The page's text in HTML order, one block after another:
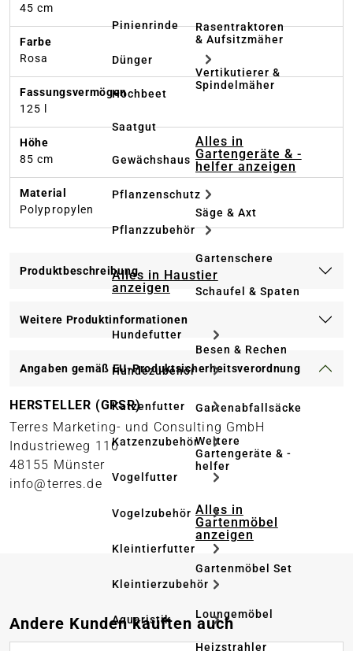
Pinienrinde
Dünger
Hochbeet
Saatgut
Gewächshaus
Pflanzenschutz
Pflanzzubehör
Alles in Haustier
anzeigen
Hundefutter
Hundezubehör
Katzenfutter
Katzenzubehör
Vogelfutter
Vogelzubehör
Kleintierfutter
Kleintierzubehör
Aquaristik
Rasentraktoren
& Aufsitzmäher
Vertikutierer &
Spindelmäher
Alles in
Gartengeräte & -
helfer anzeigen
Säge & Axt
Gartenschere
Schaufel & Spaten
Besen & Rechen
Gartenabfallsäcke
Weitere
Gartengeräte & -
helfer
Alles in
Gartenmöbel
anzeigen
Gartenmöbel Set
Loungemöbel
Heizstrahler
45 cm
Farbe
Rosa
Fassungsvermögen
125 l
Höhe
85 cm
Material
Polypropylen
Produktbeschreibung
Weitere Produktinformationen
Angaben gemäß EU-Produktsicherheitsverordnung
HERSTELLER (GPSR)
Terres Marketing- und Consulting GmbH
Industrieweg 110
48155 Münster
info@terres.de
Produktgalerie überspringen
Andere Kunden kauften auch